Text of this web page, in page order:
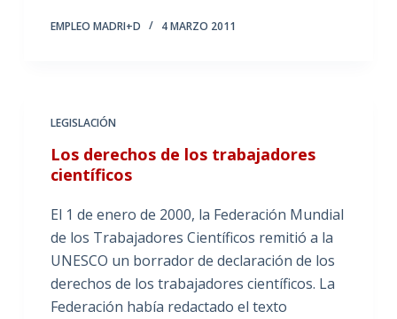
EMPLEO MADRI+D 4 MARZO 2011
LEGISLACIÓN
Los derechos de los trabajadores
científicos
El 1 de enero de 2000, la Federación Mundial
de los Trabajadores Científicos remitió a la
UNESCO un borrador de declaración de los
derechos de los trabajadores científicos. La
Federación había redactado el texto